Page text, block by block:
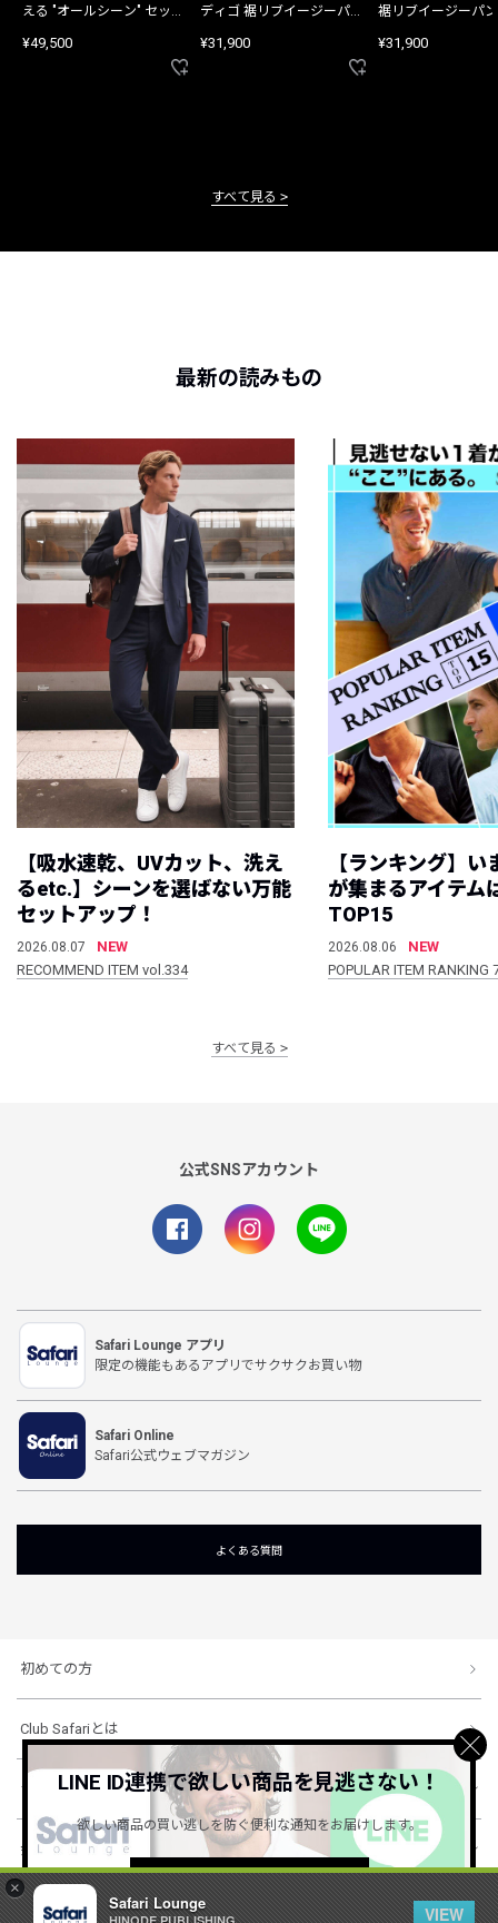
×
Safari Lounge
VIEW
える "オールシーン" セット
¥49,500
ディゴ 裾リブイージーパン
¥31,900
裾リブイージーパ
¥31,900
すべて見る
最新の読みもの
【吸水速乾、UVカット、洗え
るetc.】シーンを選ばない万能
セットアップ！
2026.08.07
NEW
RECOMMEND ITEM vol.334
【ランキング】
が集まるアイテム
TOP15
2026.08.06
NEW
POPULAR ITEM
すべて見る
公式SNSアカウント
Safari Lounge アプリ
限定の機能もあるアプリでサクサクお買い物
Safari Online
Safari公式ウェブマガジン
よくある質問
初めての方
Club Safariとは
ショッピングガイド
会社概要・規約
LINE ID連携で欲しい商品を見逃さない！
欲しい商品の買い逃しを防ぐ便利な通知をお届けします。
詳しくはこちら ＞